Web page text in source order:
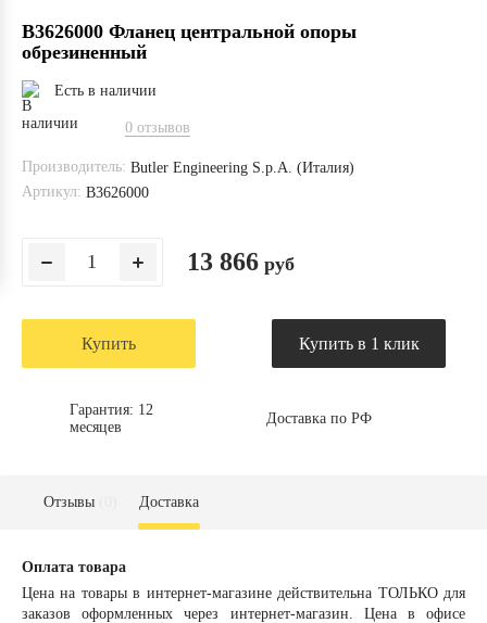
B3626000 Фланец центральной опоры
обрезиненный
Есть в наличии
0 отзывов
Производитель: Butler Engineering S.p.A. (Италия)
Артикул: B3626000
13 866 руб
Купить Купить в 1 клик
Гарантия: 12
месяцев
Доставка по РФ
Отзывы Доставка
Оплата товара
Цена на товары в интернет-магазине действительна ТОЛЬКО для
заказов оформленных через интернет-магазин. Цена в офисе